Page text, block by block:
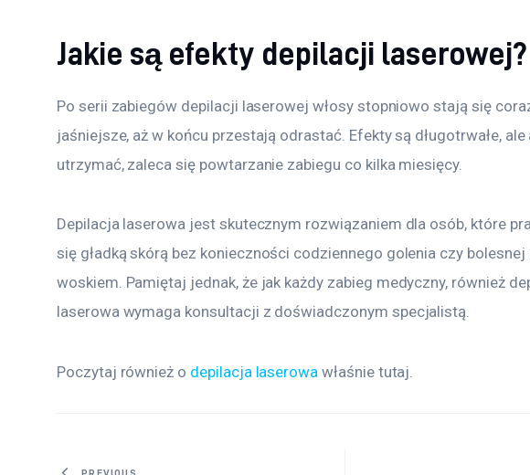
Jakie są efekty depilacji laserowej?
Po serii zabiegów depilacji laserowej włosy stopniowo stają się
jaśniejsze, aż w końcu przestają odrastać. Efekty są długotrwałe, ale
utrzymać, zaleca się powtarzanie zabiegu co kilka miesięcy.
Depilacja laserowa jest skutecznym rozwiązaniem dla osób, które
się gładką skórą bez konieczności codziennego golenia czy bolesnej
woskiem. Pamiętaj jednak, że jak każdy zabieg medyczny, również
laserowa wymaga konsultacji z doświadczonym specjalistą.
Poczytaj również o depilacja laserowa właśnie tutaj.
PREVIOUS